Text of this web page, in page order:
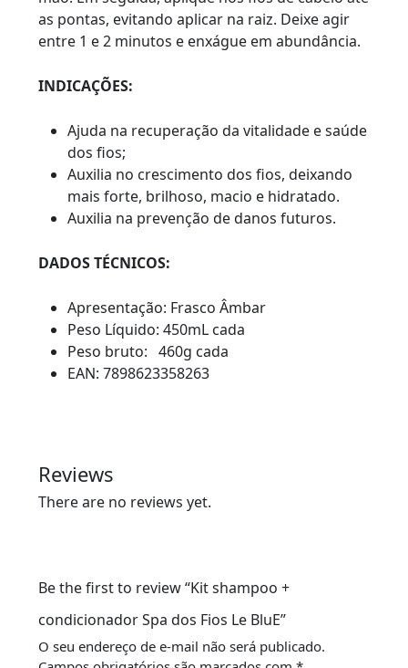
as pontas, evitando aplicar na raiz. Deixe agir
entre 1 e 2 minutos e enxágue em abundância.
INDICAÇÕES:
Ajuda na recuperação da vitalidade e saúde
dos fios;
Auxilia no crescimento dos fios, deixando
mais forte, brilhoso, macio e hidratado.
Auxilia na prevenção de danos futuros.
DADOS TÉCNICOS:
Apresentação: Frasco Âmbar
Peso Líquido: 450mL cada
Peso bruto: 460g cada
EAN: 7898623358263
Reviews
There are no reviews yet.
Be the first to review “Kit shampoo +
condicionador Spa dos Fios Le BluE”
O seu endereço de e-mail não será publicado.